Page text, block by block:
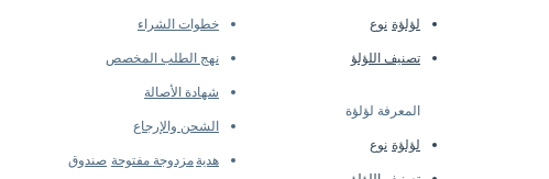
خطوات الشراء
نهج الطلب المخصص
شهادة الأصالة
الشحن والإرجاع
هدية مزدوجة مفتوحة صندوق
لؤلؤة نوع
تصنيف اللؤلؤ
المعرفة لؤلؤة
لؤلؤة نوع